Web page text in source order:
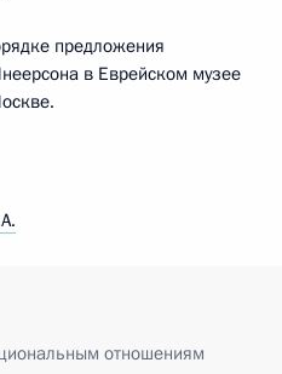
предложения
в Еврейском музее
отношениям